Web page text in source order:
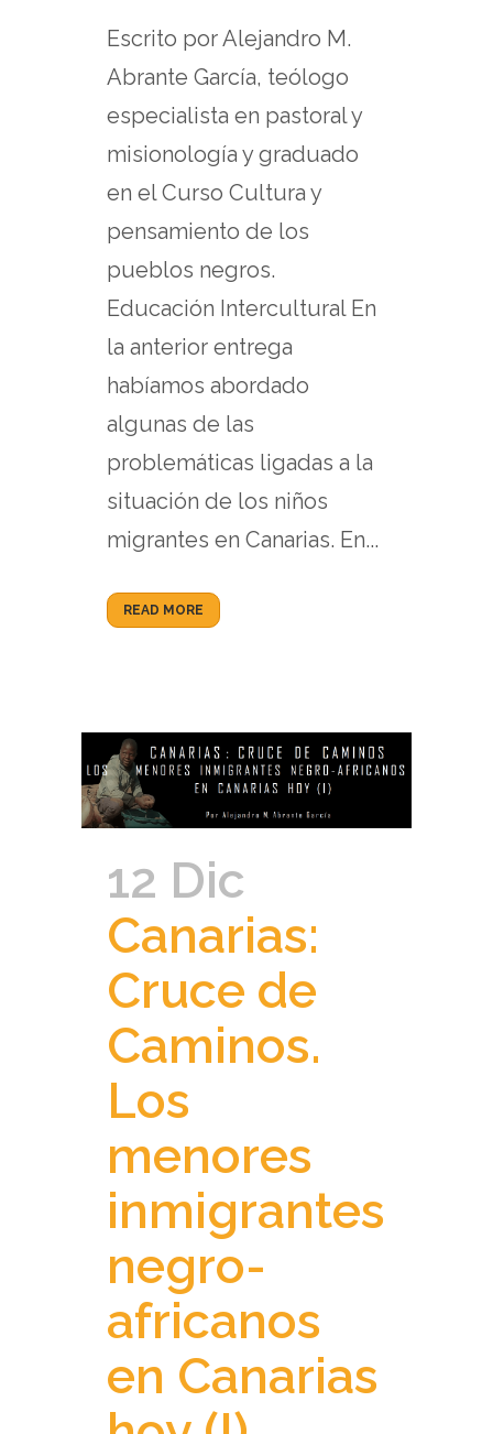
Escrito por Alejandro M.
Abrante García, teólogo
especialista en pastoral y
misionología y graduado
en el Curso Cultura y
pensamiento de los
pueblos negros.
Educación Intercultural En
la anterior entrega
habíamos abordado
algunas de las
problemáticas ligadas a la
situación de los niños
migrantes en Canarias. En...
READ MORE
12 Dic
Canarias:
Cruce de
Caminos.
Los
menores
inmigrantes
negro-
africanos
en Canarias